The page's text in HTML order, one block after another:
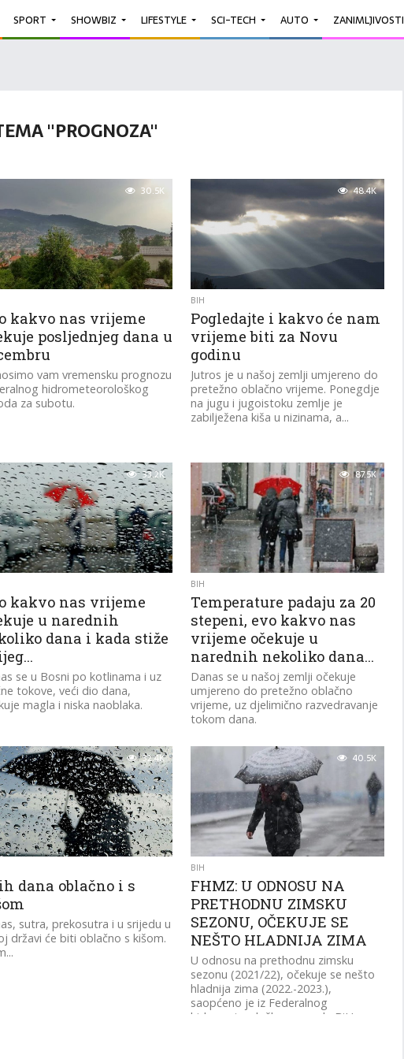
SPORT SHOWBIZ LIFESTYLE SCI-TECH AUTO ZANIMLJIVOSTI
"PROGNOZA"
30.5K
kakvo nas vrijeme
posljednjeg dana u
vam vremensku prognozu
hidrometeorološkog
za subotu.
48.4K
BIH
Pogledajte i kakvo će nam
vrijeme biti za Novu
godinu
Jutros je u našoj zemlji umjereno do
pretežno oblačno vrijeme. Ponegdje
na jugu i jugoistoku zemlje je
zabilježena kiša u nizinama, a...
33.2K
kakvo nas vrijeme
u narednih
dana i kada stiže
se u Bosni po kotlinama i uz
tokove, veći dio dana,
magla i niska naoblaka.
87.5K
BIH
Temperature padaju za 20
stepeni, evo kakvo nas
vrijeme očekuje u
narednih nekoliko dana…
Danas se u našoj zemlji očekuje
umjereno do pretežno oblačno
vrijeme, uz djelimično razvedravanje
tokom dana.
32.4K
dana oblačno i s
sutra, prekosutra i u srijedu u
državi će biti oblačno s kišom.
40.5K
BIH
FHMZ: U ODNOSU NA
PRETHODNU ZIMSKU
SEZONU, OČEKUJE SE
NEŠTO HLADNIJA ZIMA
U odnosu na prethodnu zimsku
sezonu (2021/22), očekuje se nešto
hladnija zima (2022.-2023.),
saopćeno je iz Federalnog
hidrometerološkog zavoda BiH.